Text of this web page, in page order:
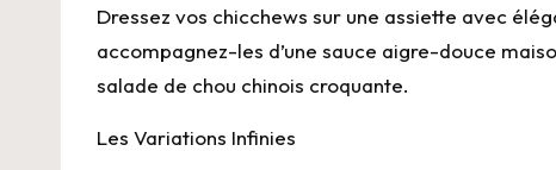
Dressez vos chicchews sur une assiette avec
accompagnez-les d’une sauce aigre-douce
salade de chou chinois croquante.
Les Variations Infinies